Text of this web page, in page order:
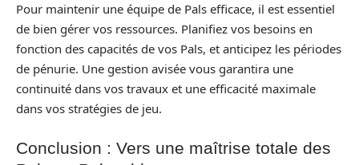
Pour maintenir une équipe de Pals efficace, il est essentiel
de bien gérer vos ressources. Planifiez vos besoins en
fonction des capacités de vos Pals, et anticipez les périodes
de pénurie. Une gestion avisée vous garantira une
continuité dans vos travaux et une efficacité maximale
dans vos stratégies de jeu.
Conclusion : Vers une maîtrise totale des